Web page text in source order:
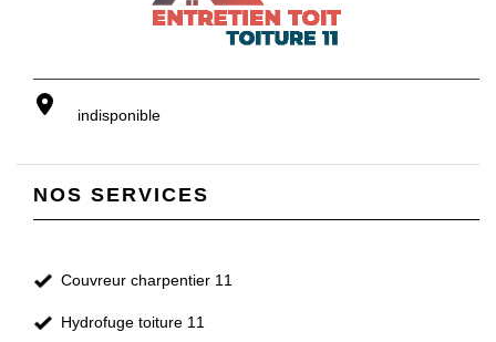
indisponible
NOS SERVICES
Couvreur charpentier 11
Hydrofuge toiture 11